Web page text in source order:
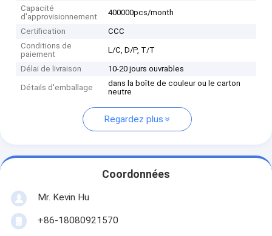
Capacité
d'approvisionnement
400000pcs/month
Certification
CCC
Conditions de
paiement
L/C, D/P, T/T
Délai de livraison 10-20 jours ouvrables
Détails d'emballage
dans la boîte de couleur ou le carton
neutre
Regardez plus
Coordonnées
Mr. Kevin Hu
+86-18080921570